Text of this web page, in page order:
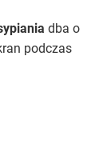
dba o
podczas